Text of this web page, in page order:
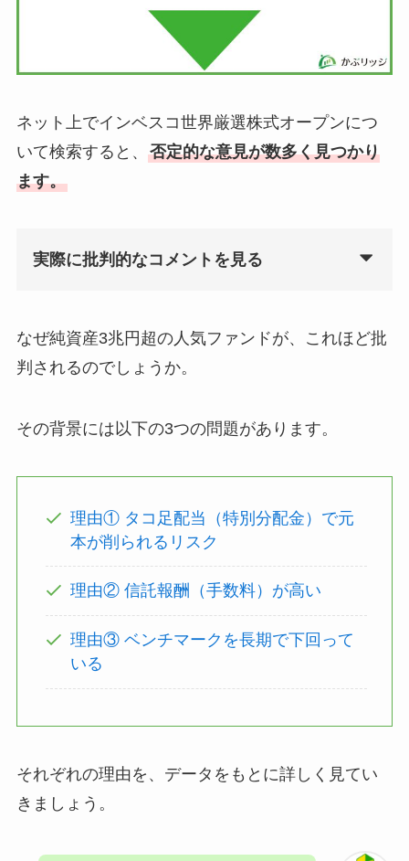
ネット上でインベスコ世界厳選株式オープンにつ
いて検索すると、 否定的な意見が数多く見つかり
ます。
実際に批判的なコメントを見る
なぜ純資産3兆円超の人気ファンドが、これほど批
判されるのでしょうか。
その背景には以下の3つの問題があります。
理由① タコ足配当（特別分配金）で元
本が削られるリスク
理由② 信託報酬（手数料）が高い
理由③ ベンチマークを長期で下回って
いる
それぞれの理由を、データをもとに詳しく見てい
きましょう。